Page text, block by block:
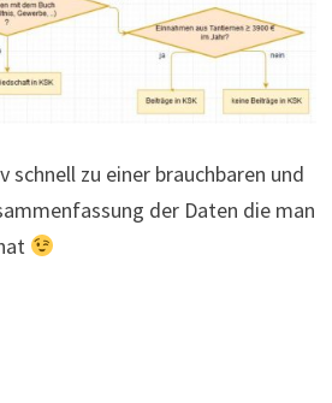
zu einer brauchbaren und
der Daten die man